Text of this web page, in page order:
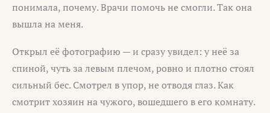
понимала, почему. Врачи помочь не смогли. Так она
вышла на меня.
Открыл её фотографию — и сразу увидел: у неё за
спиной, чуть за левым плечом, ровно и плотно стоял
сильный бес. Смотрел в упор, не отводя глаз. Как
смотрит хозяин на чужого, вошедшего в его комнату.